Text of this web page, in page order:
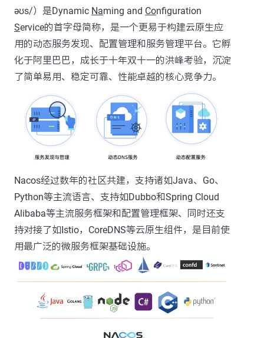
əʊs/）是Dynamic Naming and Configuration
Service的首字母简称，是一个更易于构建云原生应
用的动态服务发现、配置管理和服务管理平台。它孵
化于阿里巴巴，成长于十年双十一的洪峰考验，沉淀
了简单易用、稳定可靠、性能卓越的核心竞争力。
Nacos经过数年的社区共建，支持诸如Java、Go、
Python等主流语言、支持如Dubbo和Spring Cloud
Alibaba等主流服务框架和配置管理框架、同时还支
持对接了如Istio，CoreDNS等云原生组件，是目前使
用最广泛的微服务框架基础设施。